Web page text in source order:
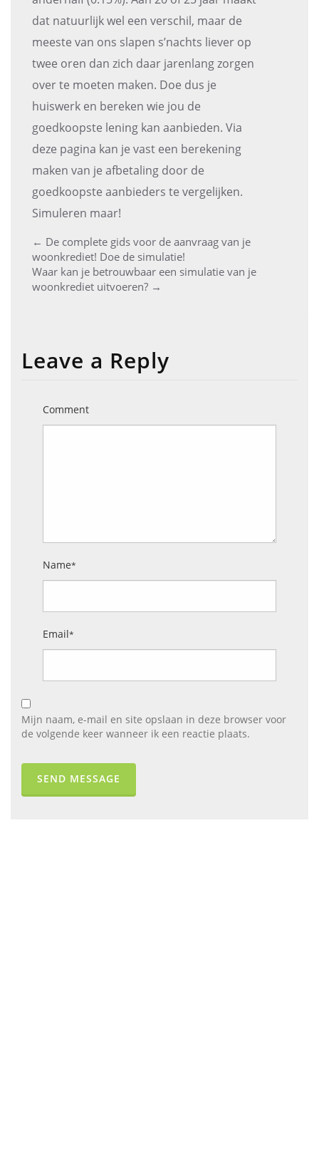
dat natuurlijk wel een verschil, maar de
meeste van ons slapen s’nachts liever op
twee oren dan zich daar jarenlang zorgen
over te moeten maken. Doe dus je
huiswerk en bereken wie jou de
goedkoopste lening kan aanbieden. Via
deze pagina kan je vast een berekening
maken van je afbetaling door de
goedkoopste aanbieders te vergelijken.
Simuleren maar!
Post
navigation
← De complete gids voor de aanvraag van je
woonkrediet! Doe de simulatie!
Waar kan je betrouwbaar een simulatie van je
woonkrediet uitvoeren? →
Leave a Reply
Comment
Name*
Email*
Mijn naam, e-mail en site opslaan in deze browser voor
de volgende keer wanneer ik een reactie plaats.